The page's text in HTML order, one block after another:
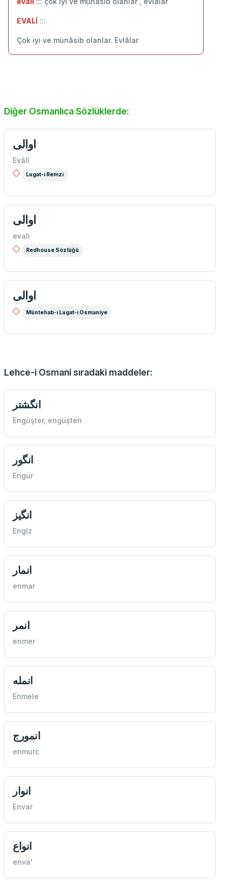
EVALİ :::
Çok iyi ve münâsib olanlar. Evlâlar
Diğer Osmanlıca Sözlüklerde:
اوالی
Evâlî
Lugat-ı Remzi
اوالی
evali
Redhouse Sözlüğü
اوالی
Müntehab-ı Lugat-ı Osmaniye
Lehce-i Osmani sıradaki maddeler:
انگشتر
Engüşter, engüşteri
انگور
Engür
انگیز
Engîz
انمار
enmar
انمر
enmer
انمله
Enmele
انمورج
enmurc
انوار
Envar
انواع
enva'